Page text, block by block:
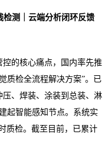
测｜云端分析闭环反馈
的核心痛点，国内率先推
质检全流程解决方案”。已
、焊装、涂装到总装、淋
起智能感知节点。系统实
质检。截至目前，已累计